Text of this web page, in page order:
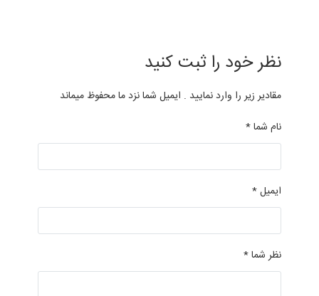
نظر خود را ثبت کنید
مقادیر زیر را وارد نمایید . ایمیل شما نزد ما محفوظ میماند
نام شما *
ایمیل *
نظر شما *